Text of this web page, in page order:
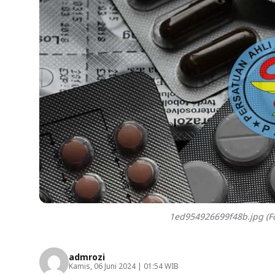
1ed954926699f48b.jpg
admrozi
Kamis, 06 Juni 2024 | 01:54 WIB